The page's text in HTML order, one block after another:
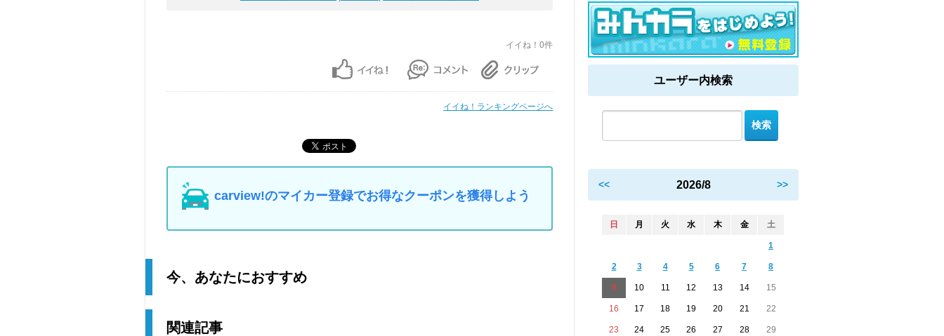
イイね！0件
イイね！ランキングページへ
carview!のマイカー登録でお得なクーポンを獲得しよう
今、あなたにおすすめ
関連記事
ユーザー内検索
<< 2026/8 >>
日 月 火 水 木 金 土
1
2 3 4 5 6 7 8
9 10 11 12 13 14 15
16 17 18 19 20 21 22
23 24 25 26 27 28 29